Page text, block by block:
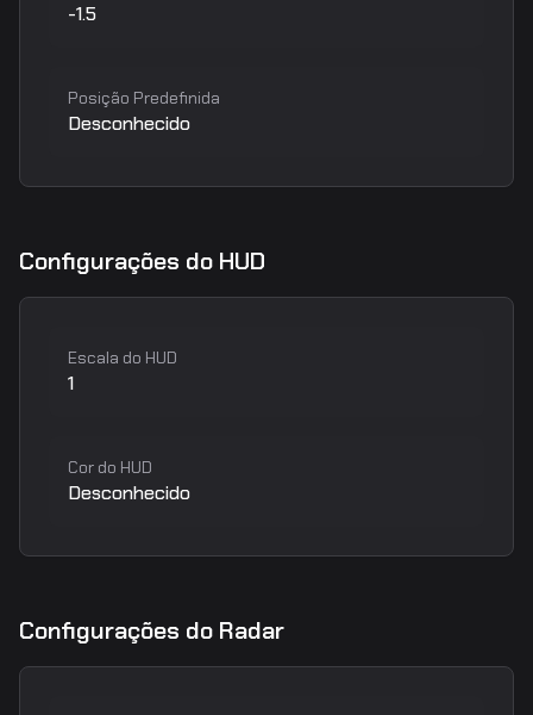
-1.5
Posição Predefinida
Desconhecido
Configurações do HUD
Escala do HUD
1
Cor do HUD
Desconhecido
Configurações do Radar